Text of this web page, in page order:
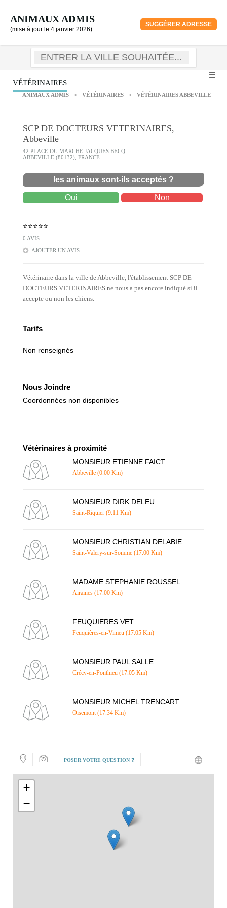
ANIMAUX ADMIS
(mise à jour le 4 janvier 2026)
SUGGÉRER ADRESSE
VÉTÉRINAIRES
ANIMAUX ADMIS > VÉTÉRINAIRES > VÉTÉRINAIRES ABBEVILLE
SCP DE DOCTEURS VETERINAIRES,
Abbeville
42 PLACE DU MARCHE JACQUES BECQ
ABBEVILLE (80132), FRANCE
les animaux sont-ils acceptés ?
Oui Non
⭐⭐⭐⭐⭐
0 AVIS
AJOUTER UN AVIS
Vétérinaire dans la ville de Abbeville, l'établissement SCP DE
DOCTEURS VETERINAIRES ne nous a pas encore indiqué si il
accepte ou non les chiens.
Tarifs
Non renseignés
Nous Joindre
Coordonnées non disponibles
Vétérinaires à proximité
MONSIEUR ETIENNE FAICT
Abbeville (0.00 Km)
MONSIEUR DIRK DELEU
Saint-Riquier (9.11 Km)
MONSIEUR CHRISTIAN DELABIE
Saint-Valery-sur-Somme (17.00 Km)
MADAME STEPHANIE ROUSSEL
Airaines (17.00 Km)
FEUQUIERES VET
Feuquières-en-Vimeu (17.05 Km)
MONSIEUR PAUL SALLE
Crécy-en-Ponthieu (17.05 Km)
MONSIEUR MICHEL TRENCART
Oisemont (17.34 Km)
POSER VOTRE QUESTION ❓
+
−